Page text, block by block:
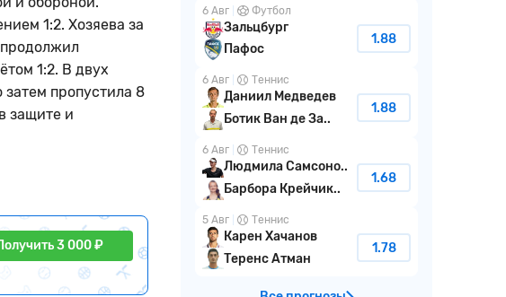
1:2. Хозяева за
1:2. В двух
пропустила 8
защите и
3 000 ₽
6 Авг Футбол
Зальцбург
Пафос
1.88
6 Авг Теннис
Даниил Медведев
Ботик Ван де За..
1.88
6 Авг Теннис
Людмила Самсоно..
Барбора Крейчик..
1.68
5 Авг Теннис
Карен Хачанов
Теренс Атман
1.78